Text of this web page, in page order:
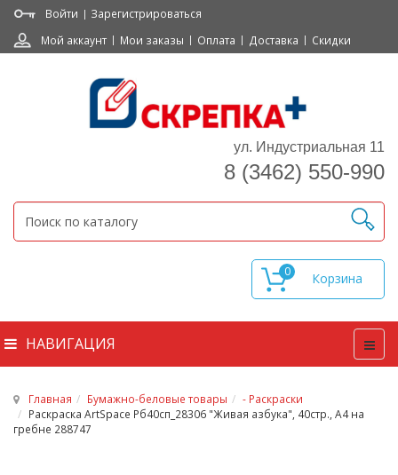
Войти
Зарегистрироваться
Мой аккаунт
Мои заказы Оплата Доставка Скидки
ул. Индустриальная 11
8 (3462) 550-990
0
НАВИГАЦИЯ
Главная Бумажно-беловые товары
- Раскраски
Раскраска ArtSpace Рб40сп_28306 "Живая азбука", 40стр., А4 на
гребне 288747